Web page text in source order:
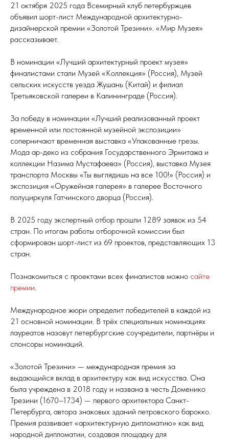
21 октября 2025 года Всемирный клуб петербуржцев
объявил шорт-лист Международной архитектурно-
дизайнерской премии «Золотой Трезини». «Мир Музея»
рассказывает.
В номинации «Лучший архитектурный проект музея»
финалистами стали Музей «Коллекция» (Россия), Музей
сельских искусств уезда Жушань (Китай) и филиал
Третьяковской галереи в Калининграде (Россия).
За победу в номинации «Лучший реализованный проект
временной или постоянной музейной экспозиции»
соперничают временная выставка «Упакованные грезы.
Мода ар-деко из собрания Государственного Эрмитажа и
коллекции Назима Мустафаева» (Россия), выставка Музея
транспорта Москвы «Ты выглядишь на все 100!» (Россия) и
экспозиция «Оружейная галерея» в галерее Восточного
полуциркуля Гатчинского дворца (Россия).
В 2025 году экспертный отбор прошли 1289 заявок из 54
стран. По итогам работы отборочной комиссии был
сформирован шорт-лист из 69 проектов, представляющих 13
стран.
Познакомиться с проектами всех финалистов можно сайте
премии.
Международное жюри определит победителей в каждой из
21 основной номинации. В трёх специальных номинациях
лауреатов назовут петербургские соучредители, партнёры и
спонсоры номинаций.
«Золотой Трезини» — международная премия за
выдающийся вклад в архитектуру как вид искусства. Она
была учреждена в 2018 году и названа в честь Доменико
Трезини (1670–1734) — первого архитектора Санкт-
Петербурга, автора знаковых зданий петровского барокко.
Премия развивает «архитектурную дипломатию» как вид
народной дипломатии, создавая площадку для